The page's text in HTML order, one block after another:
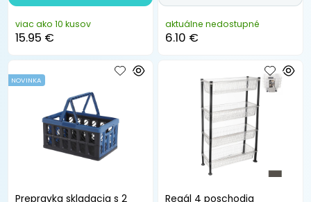
viac ako 10 kusov
15.95 €
aktuálne nedostupné
6.10 €
Prepravka skladacia s 2
NOVINKA
Regál 4 poschodia